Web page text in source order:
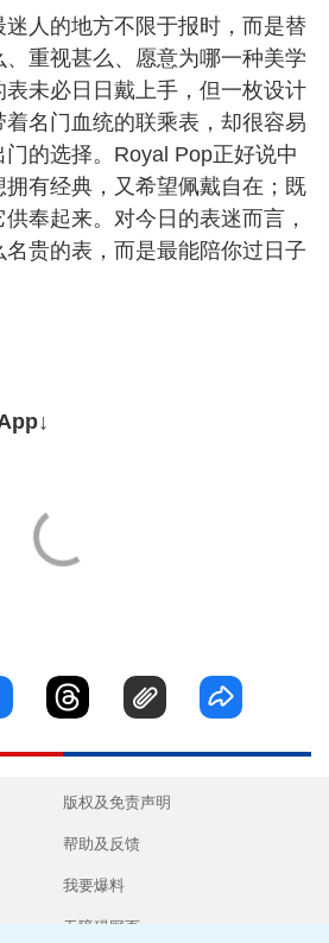
人的地方不限于报时，而是替
、重视甚么、愿意为哪一种美学
未必日日戴上手，但一枚设计
名门血统的联乘表，却很容易
的选择。Royal Pop正好说中
有经典，又希望佩戴自在；既
奉起来。对今日的表迷而言，
贵的表，而是最能陪你过日子
版权及免责声明
帮助及反馈
我要爆料
无障碍网页